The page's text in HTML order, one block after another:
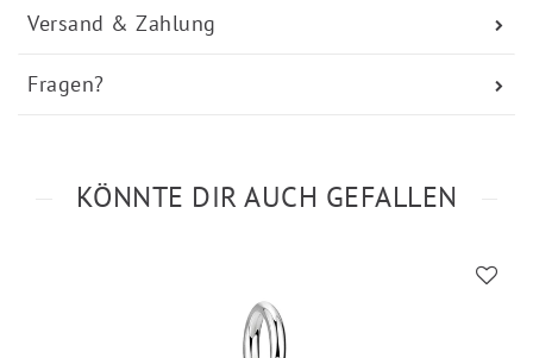
Versand & Zahlung
Fragen?
KÖNNTE DIR AUCH GEFALLEN